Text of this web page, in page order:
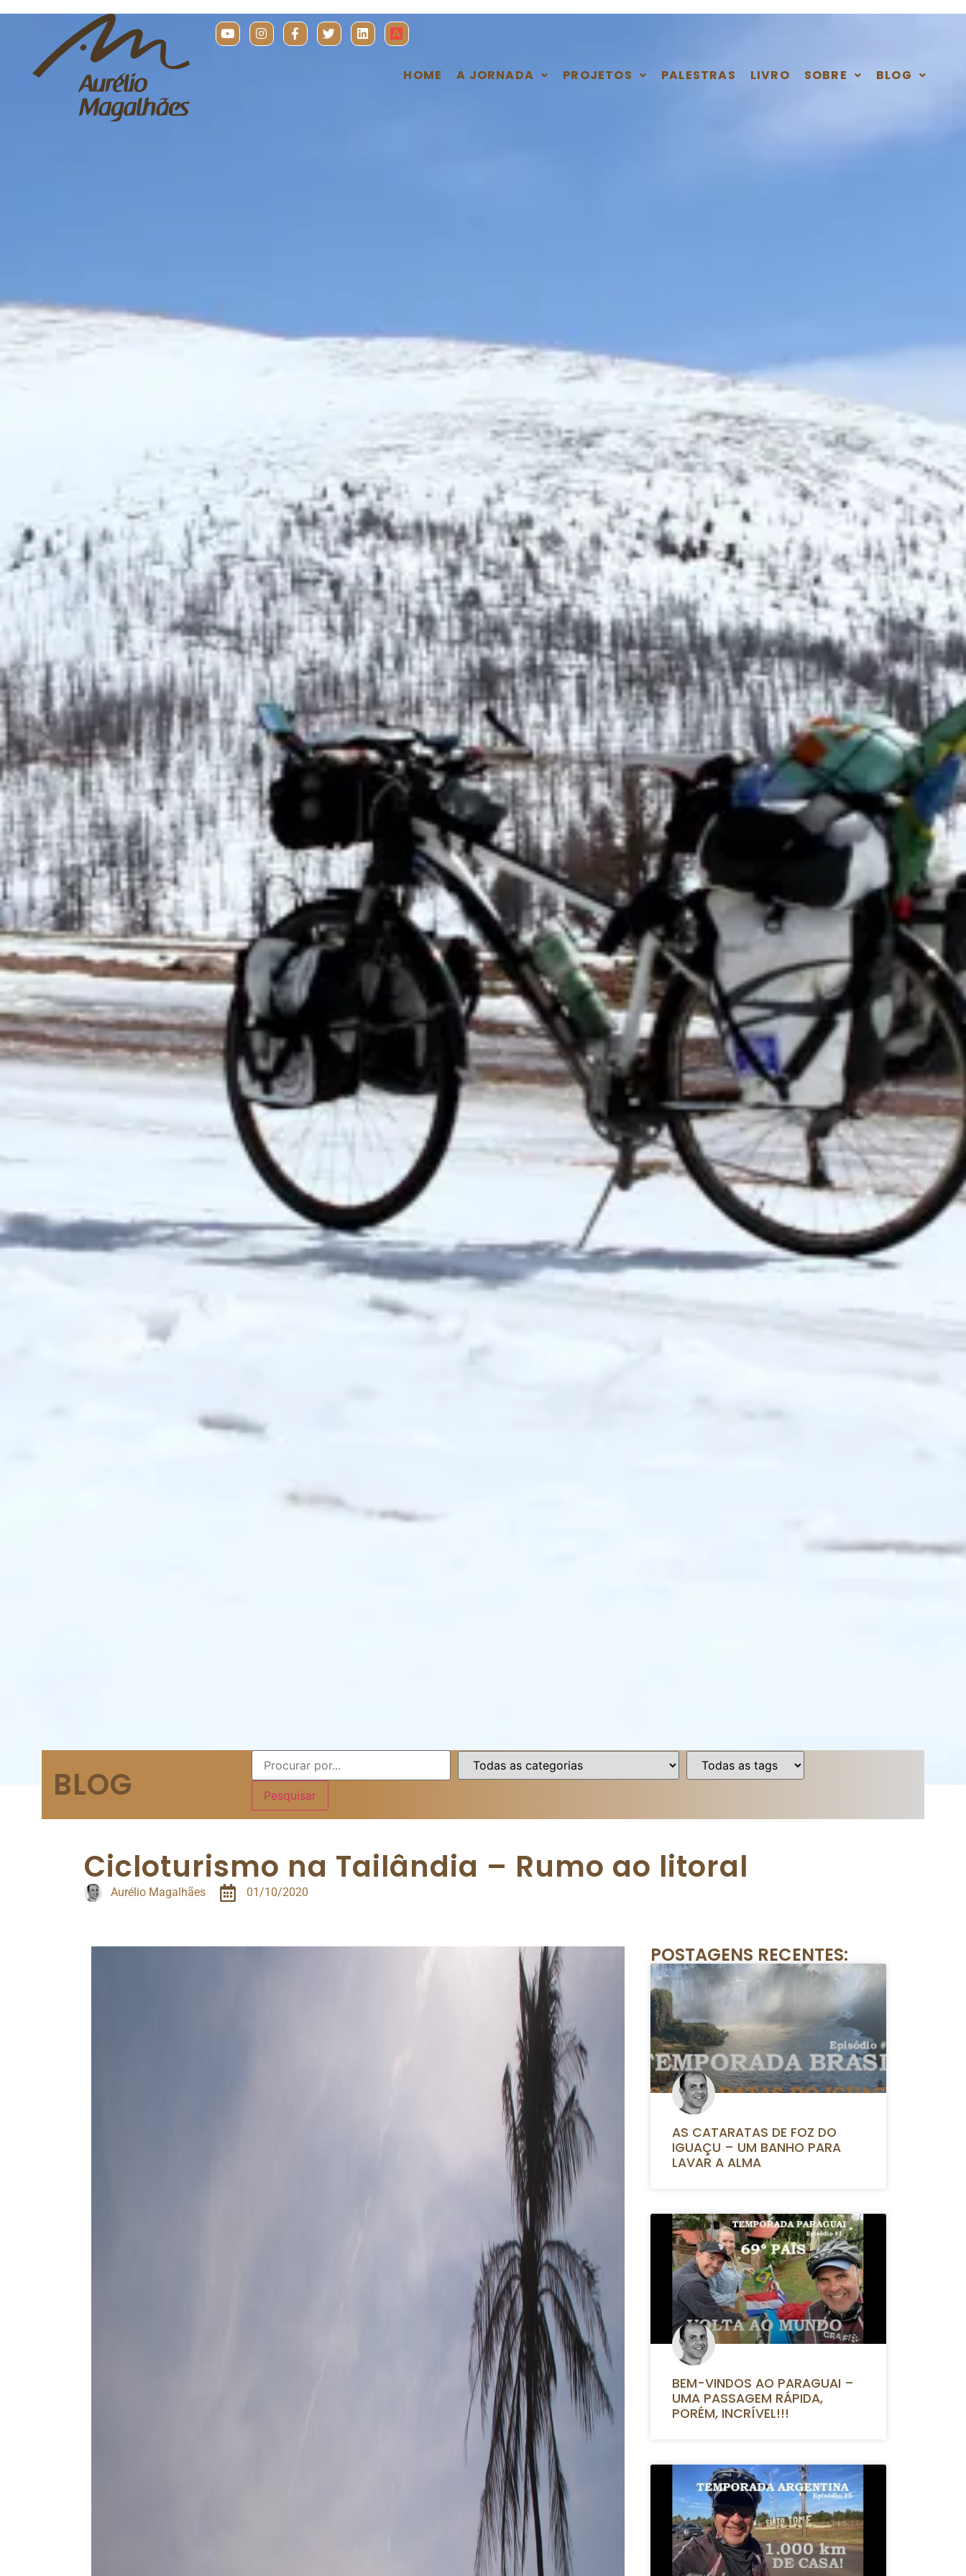
HOME A JORNADA PROJETOS PALESTRAS LIVRO SOBRE BLOG
BLOG
Cicloturismo na Tailândia – Rumo ao litoral
Aurélio Magalhães 01/10/2020
POSTAGENS RECENTES:
AS CATARATAS DE FOZ DO
IGUAÇU – UM BANHO PARA
LAVAR A ALMA
BEM-VINDOS AO PARAGUAI –
UMA PASSAGEM RÁPIDA,
PORÉM, INCRÍVEL!!!